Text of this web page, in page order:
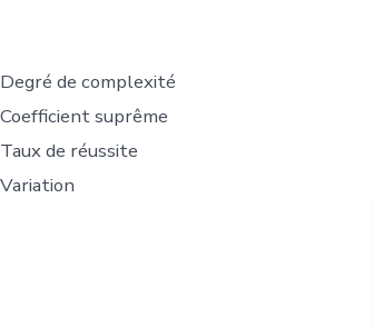
Degré de complexité
Coefficient suprême
Taux de réussite
Variation